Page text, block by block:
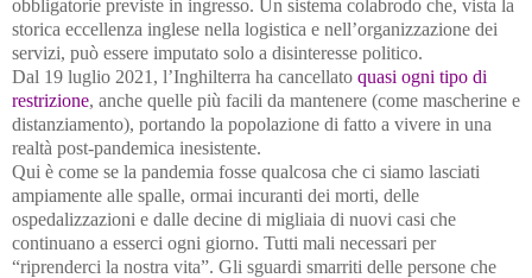
obbligatorie previste in ingresso. Un sistema colabrodo che, vista la
storica eccellenza inglese nella logistica e nell’organizzazione dei
servizi, può essere imputato solo a disinteresse politico.
Dal 19 luglio 2021, l’Inghilterra ha cancellato quasi ogni tipo di
restrizione, anche quelle più facili da mantenere (come mascherine e
distanziamento), portando la popolazione di fatto a vivere in una
realtà post-pandemica inesistente.
Qui è come se la pandemia fosse qualcosa che ci siamo lasciati
ampiamente alle spalle, ormai incuranti dei morti, delle
ospedalizzazioni e dalle decine di migliaia di nuovi casi che
continuano a esserci ogni giorno. Tutti mali necessari per
“riprenderci la nostra vita”. Gli sguardi smarriti delle persone che